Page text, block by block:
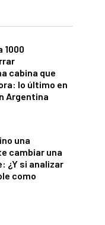
1000
cabina que
lo último en
Argentina
una
cambiar una
¿Y si analizar
como